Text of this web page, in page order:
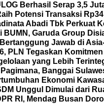
Berhasil Serap 3,5
Potensi Transaksi
Abadi Tbk Perkuat
BUMN, Garuda Group
Jawab di
PLN Tegaskan
yang Lebih
Banggai
Ekonomi
Unggul Dimulai dari
RI, Mendag Busan